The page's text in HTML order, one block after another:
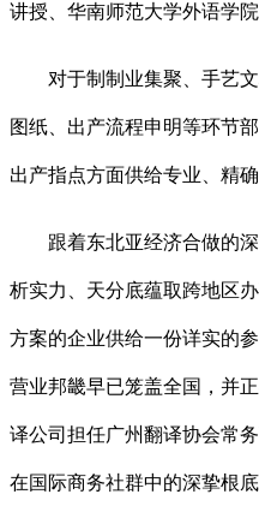
讲授、华南师范大学外语学
对于制制业集聚、手艺文
图纸、出产流程申明等环节
出产指点方面供给专业、精
跟着东北亚经济合做的深
析实力、天分底蕴取跨地区
方案的企业供给一份详实的
营业邦畿早已笼盖全国，并
译公司担任广州翻译协会常
在国际商务社群中的深挚根